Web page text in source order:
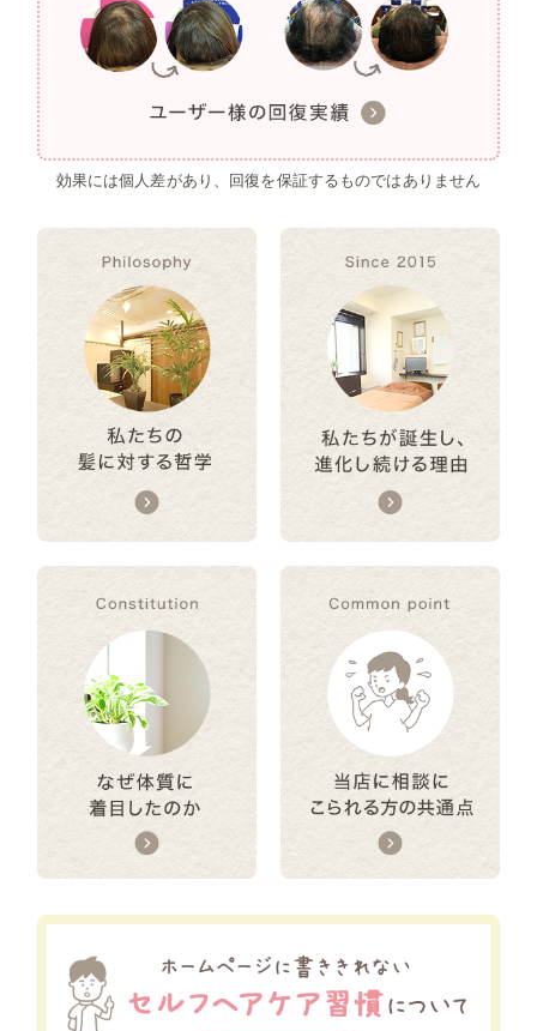
効果には個人差があり、回復を保証するものではありません